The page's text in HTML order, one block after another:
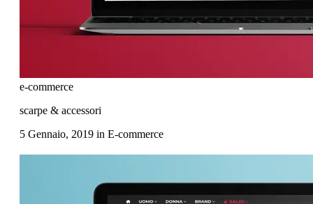
e-commerce
scarpe & accessori
5 Gennaio, 2019 in E-commerce